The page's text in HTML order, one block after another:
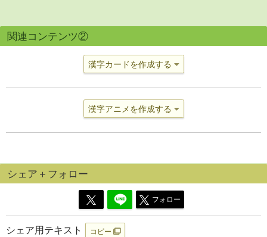
関連コンテンツ②
漢字カードを作成する
漢字アニメを作成する
シェア＋フォロー
フォロー
シェア用テキスト コピー